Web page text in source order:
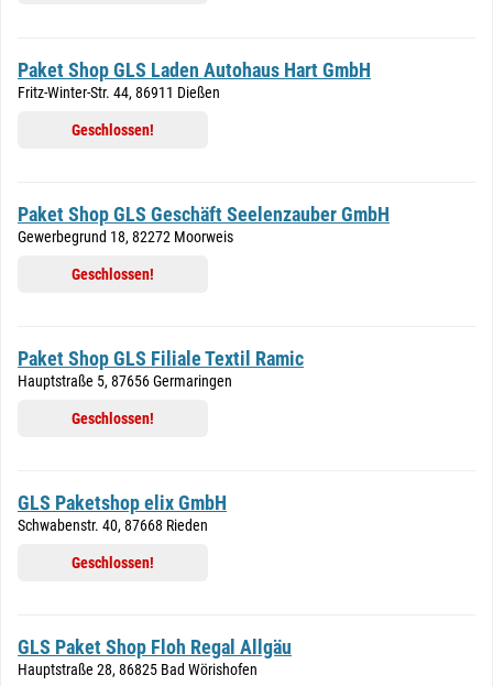
Paket Shop GLS Laden Autohaus Hart GmbH
Fritz-Winter-Str. 44, 86911 Dießen
Geschlossen!
Paket Shop GLS Geschäft Seelenzauber GmbH
Gewerbegrund 18, 82272 Moorweis
Geschlossen!
Paket Shop GLS Filiale Textil Ramic
Hauptstraße 5, 87656 Germaringen
Geschlossen!
GLS Paketshop elix GmbH
Schwabenstr. 40, 87668 Rieden
Geschlossen!
GLS Paket Shop Floh Regal Allgäu
Hauptstraße 28, 86825 Bad Wörishofen